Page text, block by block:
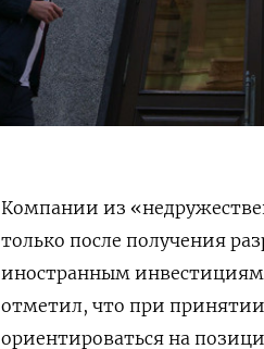
Компании из
только после получения
иностранным
отметил, что при
ориентироваться на